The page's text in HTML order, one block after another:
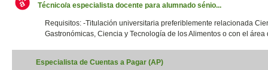
Técnico/a especialista docente para alumnado sénio...
Requisitos: -Titulación universitaria preferiblemente relacionada
Gastronómicas, Ciencia y Tecnología de los Alimentos o con el área
Especialista de Cuentas a Pagar (AP)